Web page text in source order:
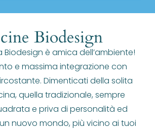
Biodesign
è amica dell’ambiente!
e massima integrazione con
Dimenticati della solita
quella tradizionale, sempre
e priva di personalità ed
nuovo mondo, più vicino ai tuoi